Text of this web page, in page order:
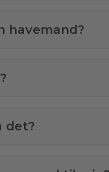
havemand?
det?